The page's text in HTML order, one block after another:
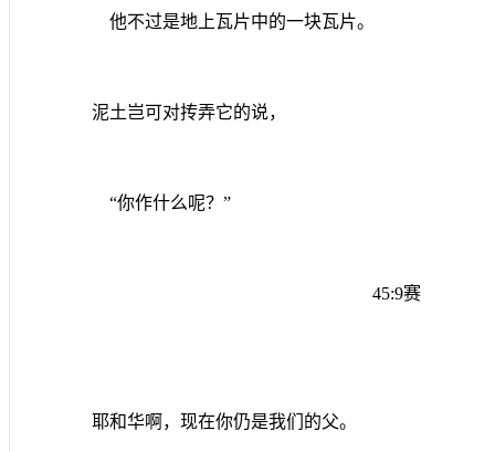
他不过是地上瓦片中的一块瓦片。
泥土岂可对抟弄它的说，
“你作什么呢？”
赛
45:9
耶和华啊，现在你仍是我们的父。